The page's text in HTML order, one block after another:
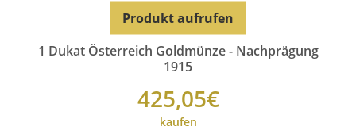
1 Dukat Österreich Goldmünze - Nachprägung
1915
425,05€
kaufen
Produkt aufrufen